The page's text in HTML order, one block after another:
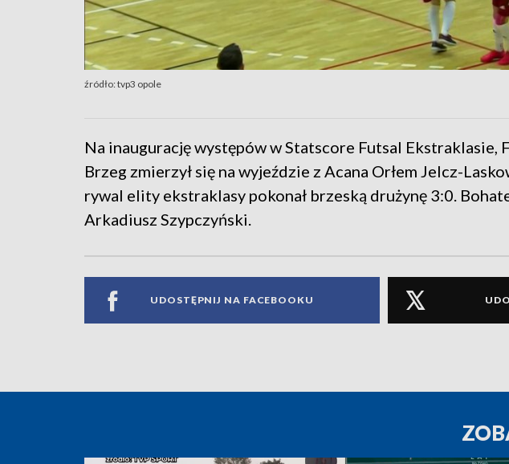
źródło: tvp3 opole
Na inaugurację występów w Statscore Futsal
Brzeg zmierzył się na wyjeździe z Acana Orłem Jelcz-
rywal elity ekstraklasy pokonał brzeską drużynę 3:0.
Arkadiusz Szypczyński.
UDOSTĘPNIJ NA FACEBOOKU